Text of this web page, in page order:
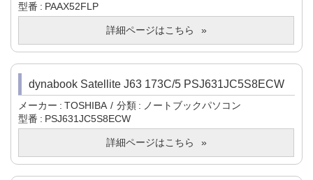
型番
PAAX52FLP
詳細ページはこちら
dynabook Satellite J63 173C/5 PSJ631JC5S8ECW
メーカー TOSHIBA 分類
ノートブックパソコン
型番
PSJ631JC5S8ECW
詳細ページはこちら